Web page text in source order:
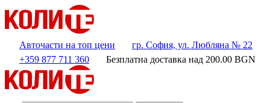
Авточасти на топ цени
гр. София, ул. Любляна № 22
+359 877 711 360
Безплатна доставка над 200.00 BGN